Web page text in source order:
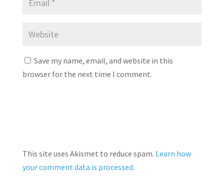
Save my name, email, and website in this
browser for the next time I comment.
This site uses Akismet to reduce spam. Learn how
your comment data is processed.